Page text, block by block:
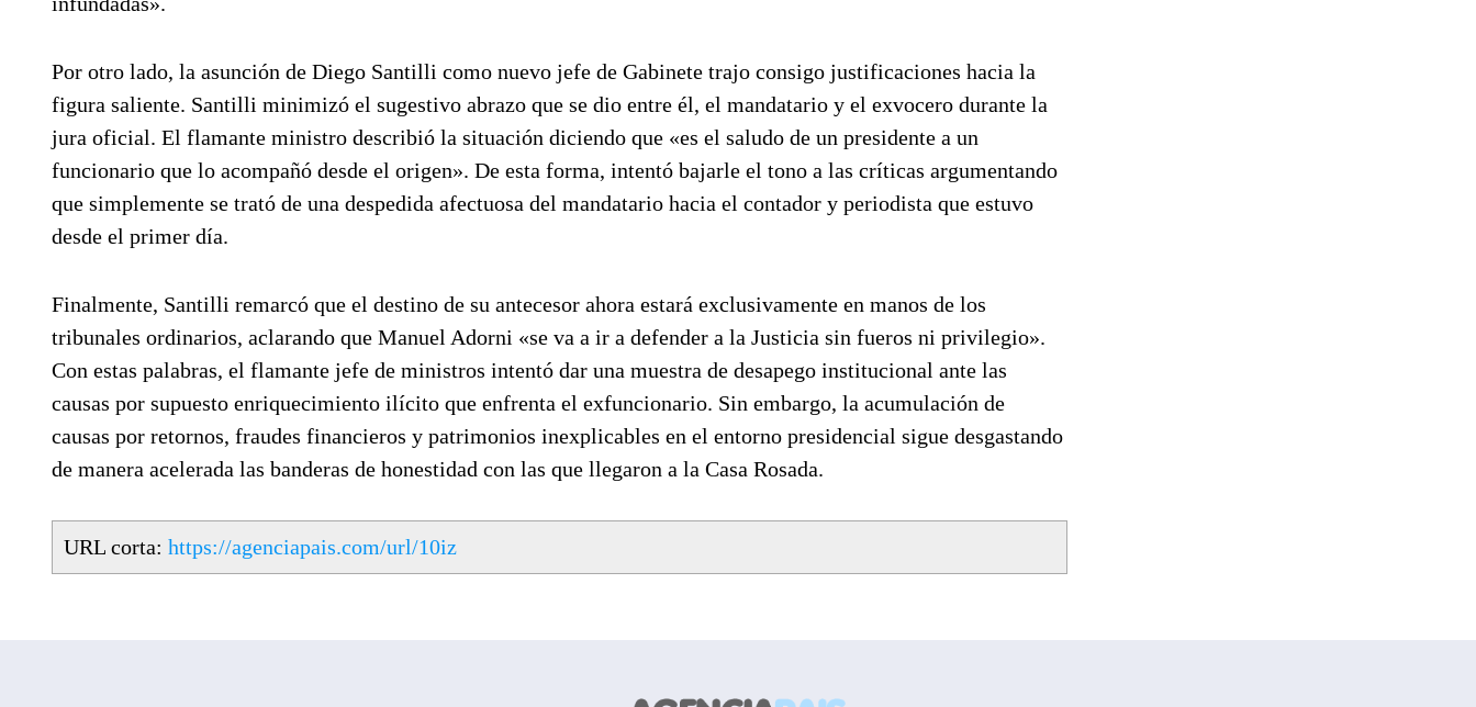
Por otro lado, la asunción de Diego Santilli como nuevo jefe de Gabinete trajo consigo justificaciones hacia la
figura saliente. Santilli minimizó el sugestivo abrazo que se dio entre él, el mandatario y el exvocero durante la
jura oficial. El flamante ministro describió la situación diciendo que «es el saludo de un presidente a un
funcionario que lo acompañó desde el origen». De esta forma, intentó bajarle el tono a las críticas argumentando
que simplemente se trató de una despedida afectuosa del mandatario hacia el contador y periodista que estuvo
desde el primer día.
Finalmente, Santilli remarcó que el destino de su antecesor ahora estará exclusivamente en manos de los
tribunales ordinarios, aclarando que Manuel Adorni «se va a ir a defender a la Justicia sin fueros ni privilegio».
Con estas palabras, el flamante jefe de ministros intentó dar una muestra de desapego institucional ante las
causas por supuesto enriquecimiento ilícito que enfrenta el exfuncionario. Sin embargo, la acumulación de
causas por retornos, fraudes financieros y patrimonios inexplicables en el entorno presidencial sigue desgastando
de manera acelerada las banderas de honestidad con las que llegaron a la Casa Rosada.
URL corta: https://agenciapais.com/url/10iz